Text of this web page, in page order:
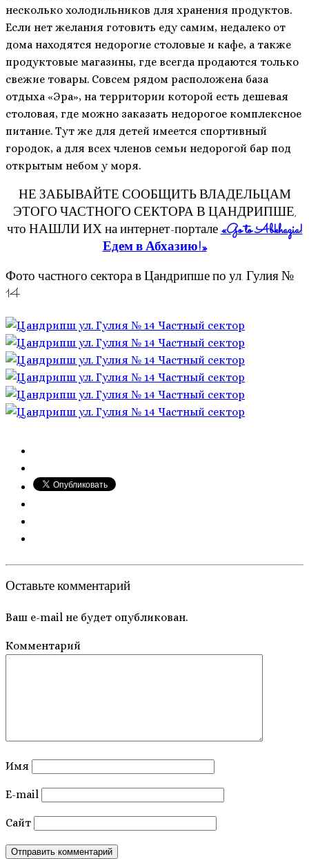
несколько холодильников для хранения продуктов.
Если нет желания готовить еду самим, недалеко от
дома находятся недорогие столовые и кафе, а также
продуктовые магазины, где всегда продаются только
свежие товары. Совсем рядом расположена база
отдыха «Эра», на территории которой есть дешевая
столовая, где можно заказать недорогое комплексное
питание. Тут же для детей имеется спортивный
городок, а для всех членов семьи недорогой бар под
открытым небом у моря.
НЕ ЗАБЫВАЙТЕ СООБЩИТЬ ВЛАДЕЛЬЦАМ
ЭТОГО ЧАСТНОГО СЕКТОРА В ЦАНДРИПШЕ,
что НАШЛИ ИХ на интернет-портале«Go to Abkhazia!
Едем в Абхазию!»
Фото частного сектора в Цандрипше по ул. Гулия №
14
Оставьте комментарий
Ваш e-mail не будет опубликован.
Комментарий
Имя
E-mail
Сайт